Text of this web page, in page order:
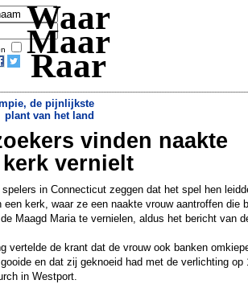
Waar
Maar
Raar
de pijnlijkste
plant van het land
Piloten onder invloed; flinke vertraging
voor 250 passagiers »
vinden naakte
vernielt
in Connecticut zeggen dat het spel hen
een kerk, waar ze een naakte vrouw aantroffen die
Maagd Maria te vernielen, aldus het bericht van
vertelde de krant dat de vrouw ook banken
en dat zij geknoeid had met de verlichting op
in Westport.